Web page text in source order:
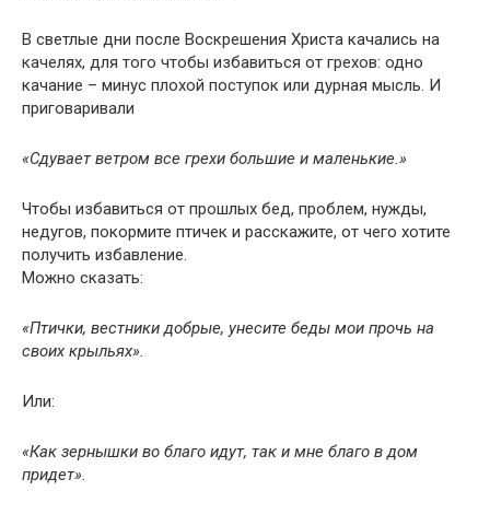
В светлые дни после Воскрешения Христа качались на
качелях, для того чтобы избавиться от грехов: одно
качание – минус плохой поступок или дурная мысль. И
приговаривали
«Сдувает ветром все грехи большие и маленькие.»
Чтобы избавиться от прошлых бед, проблем, нужды,
недугов, покормите птичек и расскажите, от чего хотите
получить избавление.
Можно сказать:
«Птички, вестники добрые, унесите беды мои прочь на
своих крыльях».
Или:
«Как зернышки во благо идут, так и мне благо в дом
придет».